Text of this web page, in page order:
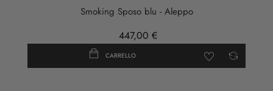
Smoking Sposo blu - Aleppo
447,00 €
CARRELLO